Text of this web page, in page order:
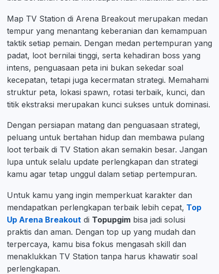
Map TV Station di Arena Breakout merupakan medan
tempur yang menantang keberanian dan kemampuan
taktik setiap pemain. Dengan medan pertempuran yang
padat, loot bernilai tinggi, serta kehadiran boss yang
intens, penguasaan peta ini bukan sekedar soal
kecepatan, tetapi juga kecermatan strategi. Memahami
struktur peta, lokasi spawn, rotasi terbaik, kunci, dan
titik ekstraksi merupakan kunci sukses untuk dominasi.
Dengan persiapan matang dan penguasaan strategi,
peluang untuk bertahan hidup dan membawa pulang
loot terbaik di TV Station akan semakin besar. Jangan
lupa untuk selalu update perlengkapan dan strategi
kamu agar tetap unggul dalam setiap pertempuran.
Untuk kamu yang ingin memperkuat karakter dan
mendapatkan perlengkapan terbaik lebih cepat, Top
Up Arena Breakout di Topupgim bisa jadi solusi
praktis dan aman. Dengan top up yang mudah dan
terpercaya, kamu bisa fokus mengasah skill dan
menaklukkan TV Station tanpa harus khawatir soal
perlengkapan.